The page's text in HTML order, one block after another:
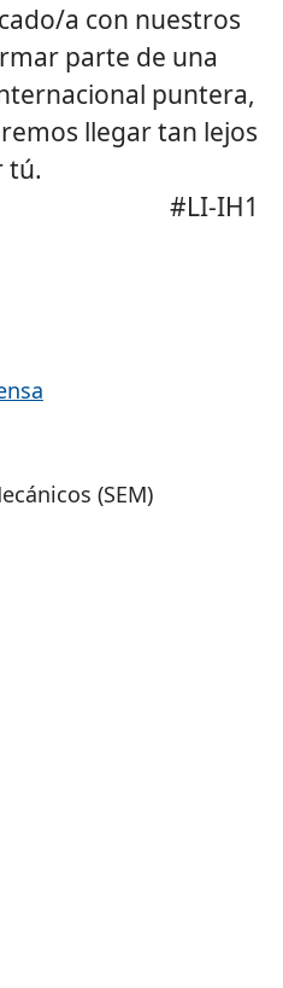
a con nuestros
parte de una
puntera,
llegar tan lejos
tú.
#LI-IH1
(SEM)